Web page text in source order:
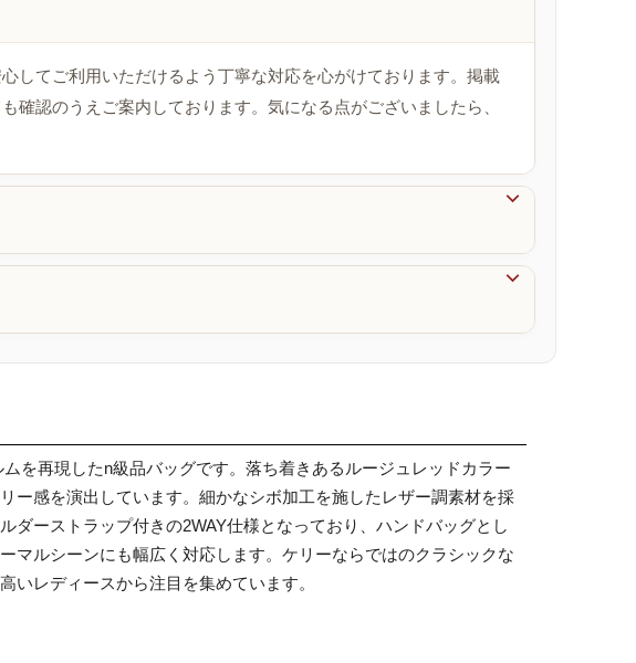
してご利用いただけるよう丁寧な対応を心がけております。掲載
確認のうえご案内しております。気になる点がございましたら、


を再現したn級品バッグです。落ち着きあるルージュレッドカラー
ー感を演出しています。細かなシボ加工を施したレザー調素材を採
ダーストラップ付きの2WAY仕様となっており、ハンドバッグとし
マルシーンにも幅広く対応します。ケリーならではのクラシックな
いレディースから注目を集めています。